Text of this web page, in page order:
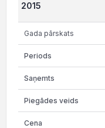
2015
Gada pārskats